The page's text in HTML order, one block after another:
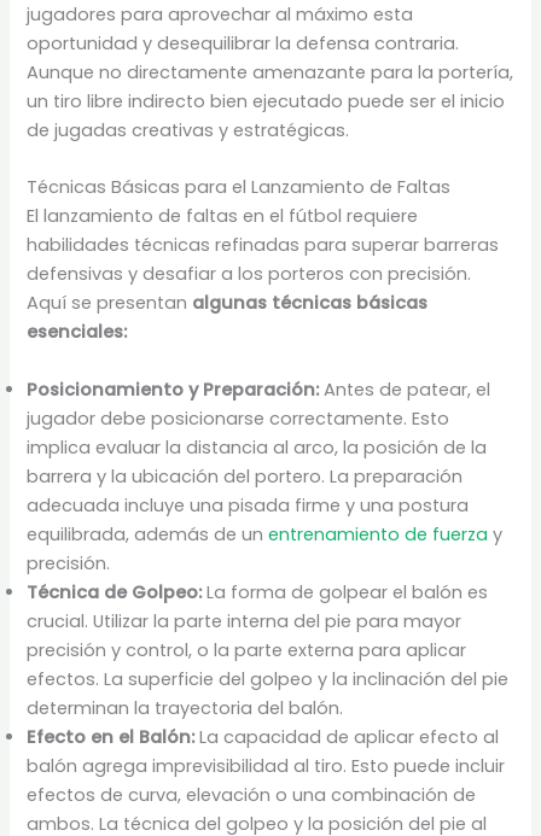
jugadores para aprovechar al máximo esta
oportunidad y desequilibrar la defensa contraria.
Aunque no directamente amenazante para la portería,
un tiro libre indirecto bien ejecutado puede ser el inicio
de jugadas creativas y estratégicas.
Técnicas Básicas para el Lanzamiento de Faltas
El lanzamiento de faltas en el fútbol requiere
habilidades técnicas refinadas para superar barreras
defensivas y desafiar a los porteros con precisión.
Aquí se presentan algunas técnicas básicas
esenciales:
Posicionamiento y Preparación:Antes de patear, el
jugador debe posicionarse correctamente. Esto
implica evaluar la distancia al arco, la posición de la
barrera y la ubicación del portero. La preparación
adecuada incluye una pisada firme y una postura
equilibrada, además de un entrenamiento de fuerza y
precisión.
Técnica de Golpeo:La forma de golpear el balón es
crucial. Utilizar la parte interna del pie para mayor
precisión y control, o la parte externa para aplicar
efectos. La superficie del golpeo y la inclinación del pie
determinan la trayectoria del balón.
Efecto en el Balón:La capacidad de aplicar efecto al
balón agrega imprevisibilidad al tiro. Esto puede incluir
efectos de curva, elevación o una combinación de
ambos. La técnica del golpeo y la posición del pie al